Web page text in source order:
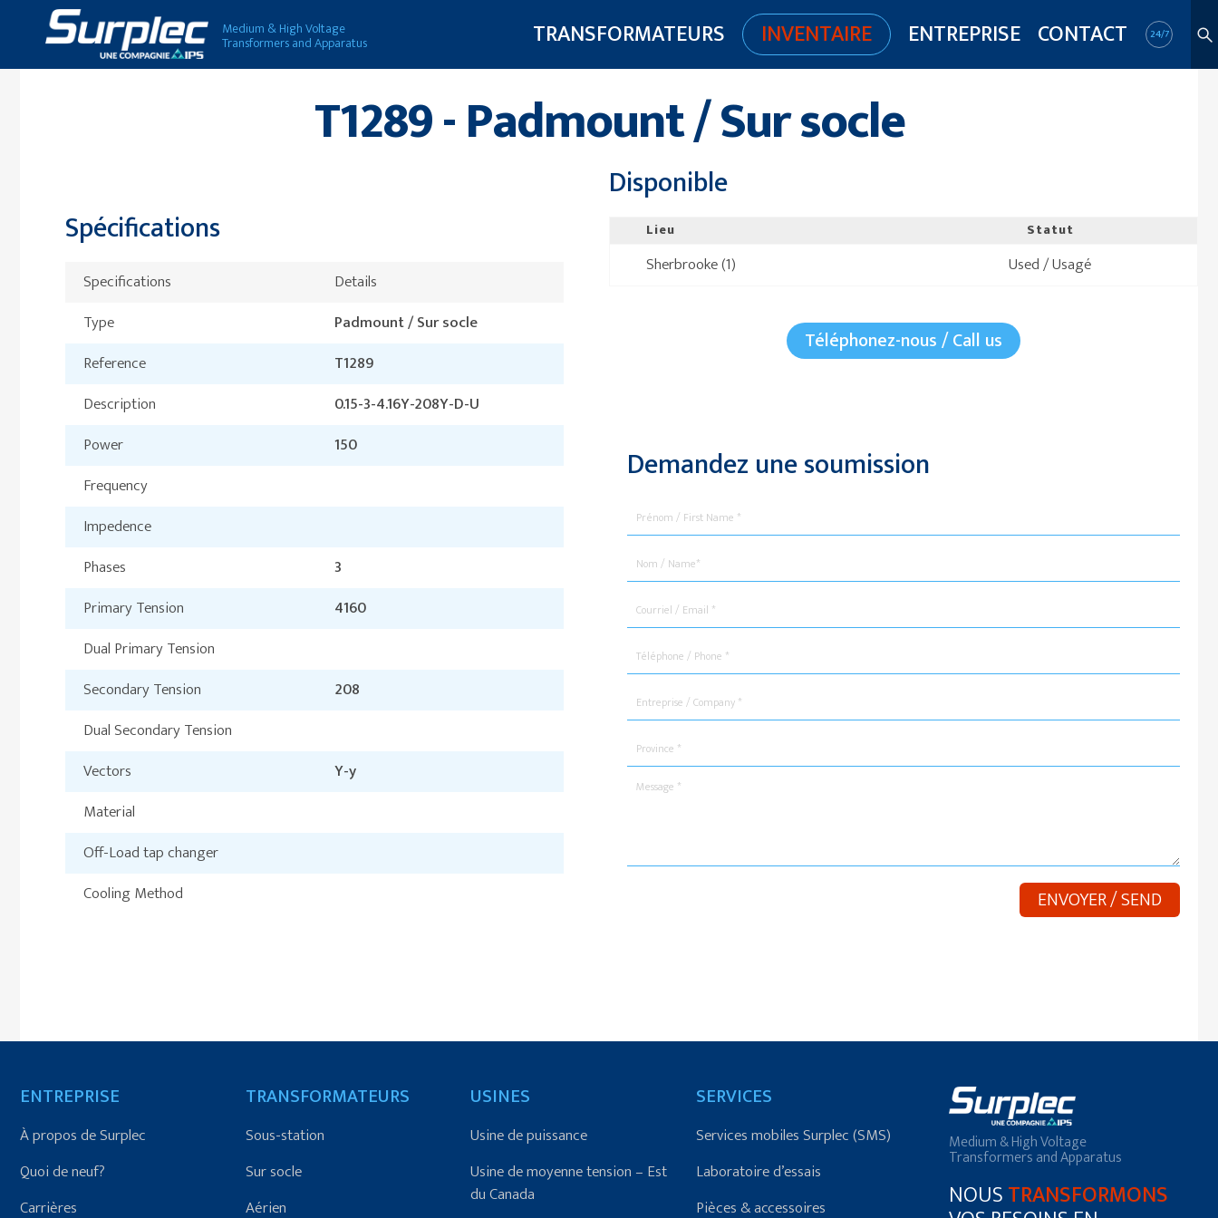
Medium & High Voltage
Transformers and Apparatus 24/7
TRANSFORMATEURS INVENTAIRE ENTREPRISE CONTACT
T1289 - Padmount / Sur socle
Spécifications
Specifications
Details
Type
Padmount / Sur socle
Reference
T1289
Description
0.15-3-4.16Y-208Y-D-U
Power
150
Frequency
Impedence
Phases
3
Primary Tension
4160
Dual Primary Tension
Secondary Tension
208
Dual Secondary Tension
Vectors
Y-y
Material
Off-Load tap changer
Cooling Method
Disponible
Lieu Statut
Sherbrooke (1) Used / Usagé
Téléphonez-nous / Call us
Demandez une soumission
ENTREPRISE
À propos de Surplec
Quoi de neuf?
Carrières
TRANSFORMATEURS
Sous-station
Sur socle
Aérien
USINES
Usine de puissance
Usine de moyenne tension – Est
du Canada
SERVICES
Services mobiles Surplec (SMS)
Laboratoire d’essais
Pièces & accessoires
Medium & High Voltage
Transformers and Apparatus
NOUSTRANSFORMONS